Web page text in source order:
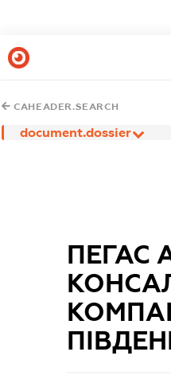
CAHEADER.SEARCH
document.dossier
ПЕГАС